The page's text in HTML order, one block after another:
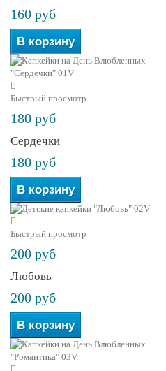
160 руб
В корзину
Быстрый просмотр
180 руб
Сердечки
180 руб
В корзину
Быстрый просмотр
200 руб
Любовь
200 руб
В корзину